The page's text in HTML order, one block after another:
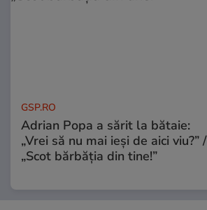
GSP.RO
Adrian Popa a sărit la bătaie:
„Vrei să nu mai ieși de aici viu?” /
„Scot bărbăția din tine!”